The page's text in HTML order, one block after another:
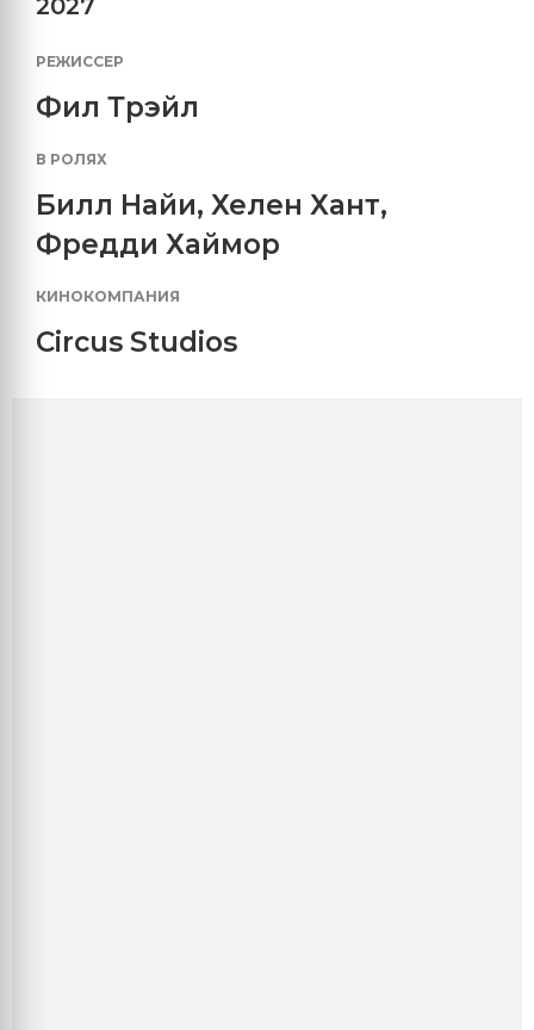
2027
РЕЖИССЕР
Фил Трэйл
В РОЛЯХ
Билл Найи, Хелен Хант,
Фредди Хаймор
КИНОКОМПАНИЯ
Circus Studios